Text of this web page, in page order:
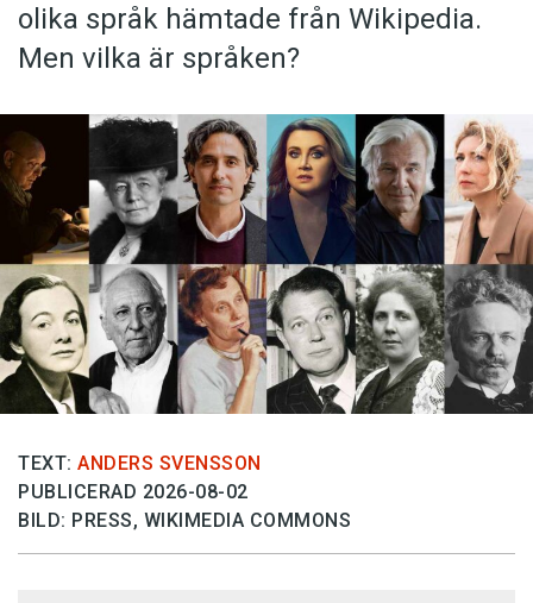
olika språk hämtade från Wikipedia.
Men vilka är språken?
TEXT: ANDERS SVENSSON
PUBLICERAD 2026-08-02
BILD: PRESS, WIKIMEDIA COMMONS